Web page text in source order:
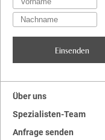
Über uns
Spezialisten-Team
Anfrage senden